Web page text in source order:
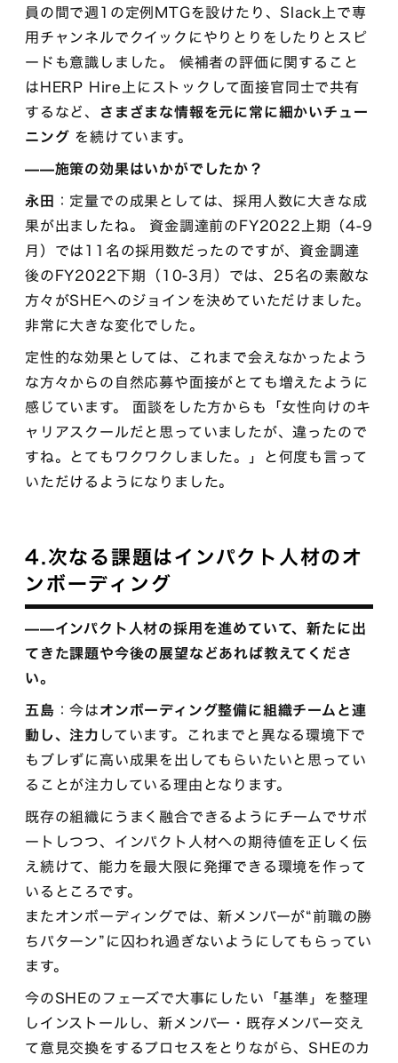
員の間で週1の定例MTGを設けたり、Slack上で専
用チャンネルでクイックにやりとりをしたりとスピ
ードも意識しました。 候補者の評価に関すること
はHERP Hire上にストックして面接官同士で共有
するなど、 さまざまな情報を元に常に細かいチュー
ニング を続けています。
——施策の効果はいかがでしたか？
永田 ：定量での成果としては、採用人数に大きな成
果が出ましたね。 資金調達前のFY2022上期（4-9
月）では11名の採用数だったのですが、資金調達
後のFY2022下期（10-3月）では、25名の素敵な
方々がSHEへのジョインを決めていただけました。
非常に大きな変化でした。
定性的な効果としては、これまで会えなかったよう
な方々からの自然応募や面接がとても増えたように
感じています。 面談をした方からも「女性向けのキ
ャリアスクールだと思っていましたが、違ったので
すね。とてもワクワクしました。」と何度も言って
いただけるようになりました。
4.次なる課題はインパクト人材のオ
ンボーディング
——インパクト人材の採用を進めていて、新たに出
てきた課題や今後の展望などあれば教えてくださ
い。
五島 ：今はオンボーディング整備に組織チームと連
動し、注力 しています。これまでと異なる環境下で
もブレずに高い成果を出してもらいたいと思ってい
ることが注力している理由となります。
既存の組織にうまく融合できるようにチームでサポ
ートしつつ、インパクト人材への期待値を正しく伝
え続けて、能力を最大限に発揮できる環境を作って
いるところです。
またオンボーディングでは、新メンバーが“前職の勝
ちパターン”に囚われ過ぎないようにしてもらってい
ます。
今のSHEのフェーズで大事にしたい「基準」を整理
しインストールし、新メンバー・既存メンバー交え
て意見交換をするプロセスをとりながら、SHEのカ